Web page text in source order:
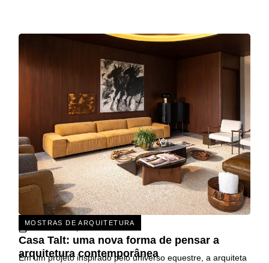
MOSTRAS DE ARQUITETURA
31 DE JULHO, 2026
Casa Talt: uma nova forma de pensar a
arquitetura contemporânea
Em um projeto inspirado pelo universo equestre, a arquiteta